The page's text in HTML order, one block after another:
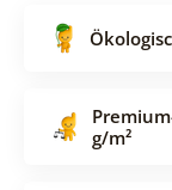
g/m²